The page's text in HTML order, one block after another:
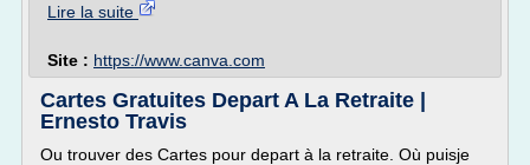
Lire la suite
Site : https://www.canva.com
Cartes Gratuites Depart A La Retraite |
Ernesto Travis
Ou trouver des Cartes pour depart à la retraite. Où puisje